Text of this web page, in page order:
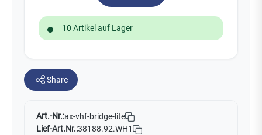
10 Artikel auf Lager
Share
Art.-Nr.:ax-vhf-bridge-lite
Lief-Art.Nr.:38188.92.WH1